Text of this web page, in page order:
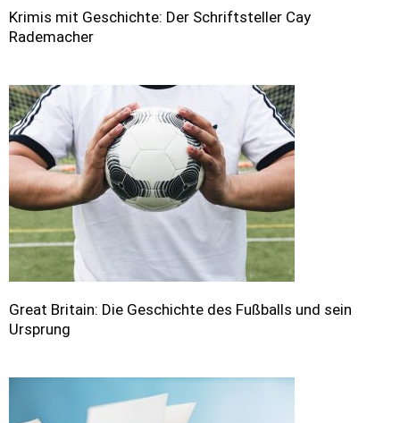
Krimis mit Geschichte: Der Schriftsteller Cay
Rademacher
Great Britain: Die Geschichte des Fußballs und sein
Ursprung